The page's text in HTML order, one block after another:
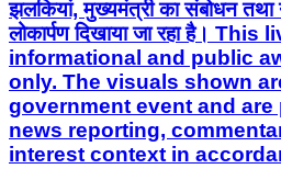
झलकियां, मुख्यमंत्री का संबोधन तथा
लोकार्पण दिखाया जा रहा है।
informational and public
only. The visuals shown
government event and are
news reporting,
interest context in